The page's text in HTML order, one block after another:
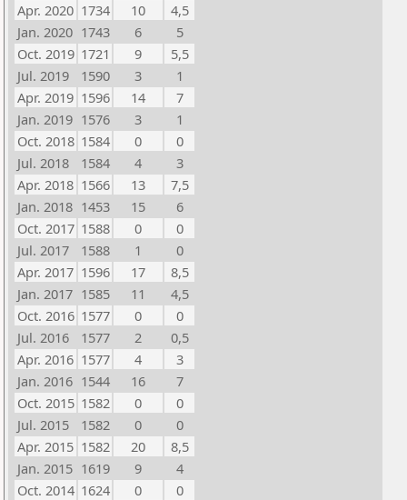
Apr. 2020 1734 10
4,5
Jan. 2020 1743 6
5
Oct. 2019 1721 9
5,5
Jul. 2019
1590 3
1
Apr. 2019 1596 14
7
Jan. 2019 1576 3
1
Oct. 2018 1584 0
0
Jul. 2018
1584 4
3
Apr. 2018 1566 13
7,5
Jan. 2018 1453 15
6
Oct. 2017 1588 0
0
Jul. 2017
1588 1
0
Apr. 2017 1596 17
8,5
Jan. 2017 1585 11
4,5
Oct. 2016 1577 0
0
Jul. 2016
1577 2
0,5
Apr. 2016 1577 4
3
Jan. 2016 1544 16
7
Oct. 2015 1582 0
0
Jul. 2015
1582 0
0
Apr. 2015 1582 20
8,5
Jan. 2015 1619 9
4
Oct. 2014 1624 0
0